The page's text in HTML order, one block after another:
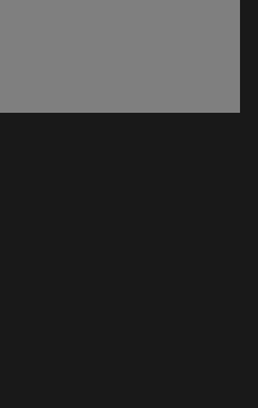
en nueva ventana)
en nueva ventana)